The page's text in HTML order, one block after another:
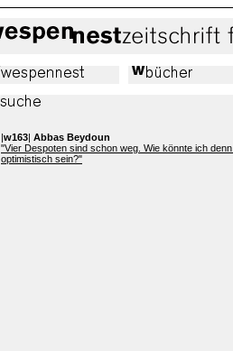
|w163| Abbas Beydoun
"Vier Despoten sind schon weg. Wie könnte ich
optimistisch sein?"